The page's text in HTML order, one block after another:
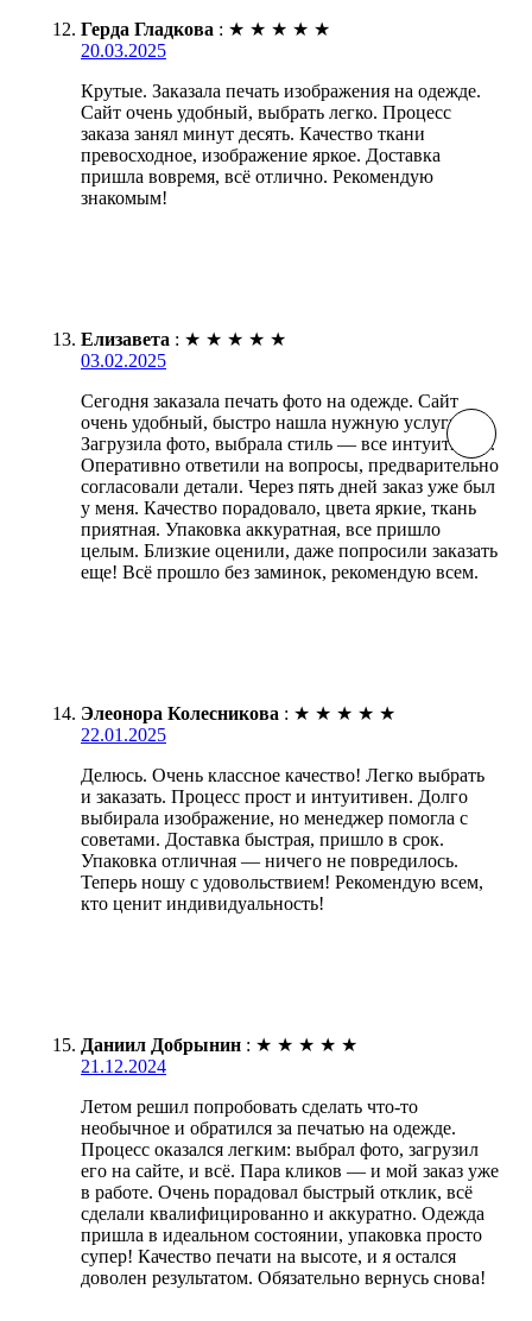
Герда Гладкова : ★ ★ ★ ★ ★
20.03.2025
Крутые. Заказала печать изображения на одежде.
Сайт очень удобный, выбрать легко. Процесс
заказа занял минут десять. Качество ткани
превосходное, изображение яркое. Доставка
пришла вовремя, всё отлично. Рекомендую
знакомым!
Елизавета : ★ ★ ★ ★ ★
03.02.2025
Сегодня заказала печать фото на одежде. Сайт
очень удобный, быстро нашла нужную услугу.
Загрузила фото, выбрала стиль — все интуитивно.
Оперативно ответили на вопросы, предварительно
согласовали детали. Через пять дней заказ уже был
у меня. Качество порадовало, цвета яркие, ткань
приятная. Упаковка аккуратная, все пришло
целым. Близкие оценили, даже попросили заказать
еще! Всё прошло без заминок, рекомендую всем.
Элеонора Колесникова : ★ ★ ★ ★ ★
22.01.2025
Делюсь. Очень классное качество! Легко выбрать
и заказать. Процесс прост и интуитивен. Долго
выбирала изображение, но менеджер помогла с
советами. Доставка быстрая, пришло в срок.
Упаковка отличная — ничего не повредилось.
Теперь ношу с удовольствием! Рекомендую всем,
кто ценит индивидуальность!
Даниил Добрынин : ★ ★ ★ ★ ★
21.12.2024
Летом решил попробовать сделать что-то
необычное и обратился за печатью на одежде.
Процесс оказался легким: выбрал фото, загрузил
его на сайте, и всё. Пара кликов — и мой заказ уже
в работе. Очень порадовал быстрый отклик, всё
сделали квалифицированно и аккуратно. Одежда
пришла в идеальном состоянии, упаковка просто
супер! Качество печати на высоте, и я остался
доволен результатом. Обязательно вернусь снова!